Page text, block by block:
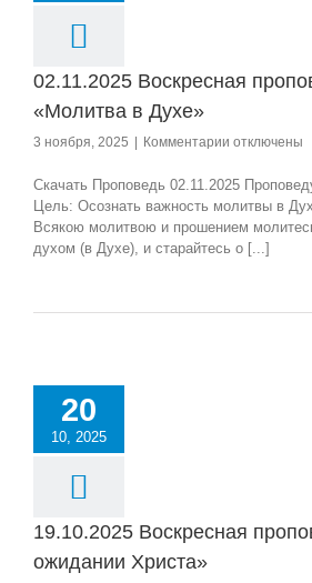
02.11.2025 Воскресная
«Молитва в Духе»
3 ноября, 2025 Комментарии к
02.11.2025
Воскресная
проповедь,
Тема:
«Молитва
отключены
Скачать Проповедь 02.11.2025
Цель: Осознать важность молитвы в
Всякою молитвою и прошением
духом (в Духе), и старайтесь о [...]
20
10, 2025
19.10.2025 Воскресная
ожидании Христа»